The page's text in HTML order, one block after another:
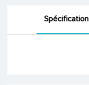
Spécification